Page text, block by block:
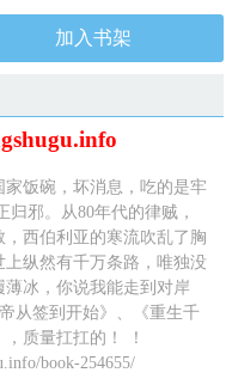
加入书架
饭碗，坏消息，吃的是牢
邪。从80年代的律贼，
西伯利亚的寒流吹乱了胸
纵然有千万条路，唯独没
冰，你说我能走到对岸
从签到开始》、《重生千
质量扛扛的！ ！
book-254655/